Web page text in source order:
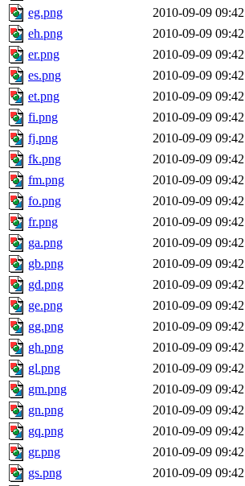
eg.png
2010-09-09 09:42
eh.png
2010-09-09 09:42
er.png
2010-09-09 09:42
es.png
2010-09-09 09:42
et.png
2010-09-09 09:42
fi.png
2010-09-09 09:42
fj.png
2010-09-09 09:42
fk.png
2010-09-09 09:42
fm.png
2010-09-09 09:42
fo.png
2010-09-09 09:42
fr.png
2010-09-09 09:42
ga.png
2010-09-09 09:42
gb.png
2010-09-09 09:42
gd.png
2010-09-09 09:42
ge.png
2010-09-09 09:42
gg.png
2010-09-09 09:42
gh.png
2010-09-09 09:42
gl.png
2010-09-09 09:42
gm.png
2010-09-09 09:42
gn.png
2010-09-09 09:42
gq.png
2010-09-09 09:42
gr.png
2010-09-09 09:42
gs.png
2010-09-09 09:42